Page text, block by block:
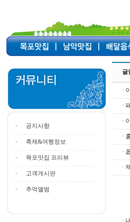
공지사항
축제&여행정보
목포맛집 프리뷰
고객게시판
추억앨범
글
·
·
·
·
·
·
·